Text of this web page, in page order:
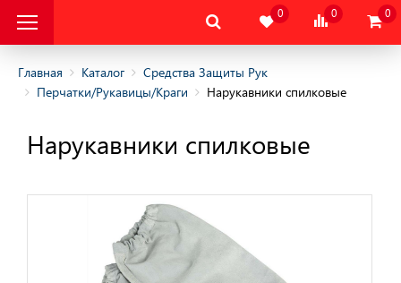
Индивидуальной
0 0 0
Главная Каталог
Средства Защиты Рук
Перчатки/Рукавицы/Краги
Нарукавники спилковые
Нарукавники спилковые